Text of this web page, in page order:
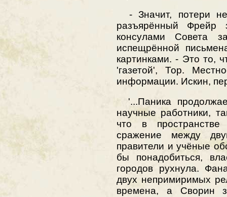
- Значит, потери
разъярённый Фрейр
консулами Совета
испещрённой
картинками. - Это то,
'газетой', Тор.
информации. Искин,
'...Паника
научные работники,
что в
сражение между
правители и учёные
бы понадобиться,
городов рухнула.
двух непримиримых
времена, а Сворин